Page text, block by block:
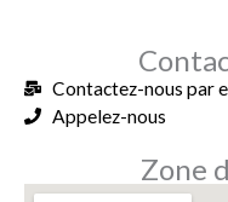
Contactez-nous par
Appelez-nous
Zone